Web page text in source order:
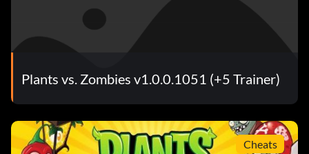
Plants vs. Zombies v1.0.0.1051 (+5 Trainer)
Cheats